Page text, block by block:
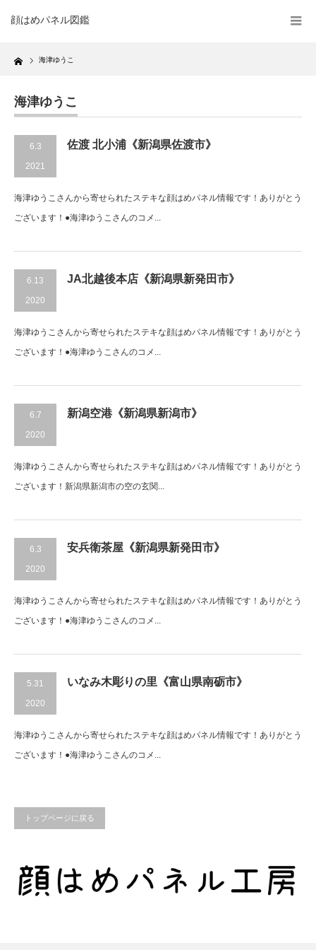
顔はめパネル図鑑
Home 海津ゆうこ
海津ゆうこ
6.3
2021
佐渡 北小浦《新潟県佐渡市》
海津ゆうこさんから寄せられたステキな顔はめパネル情報です！ありがとう
ございます！●海津ゆうこさんのコメ...
6.13
2020
JA北越後本店《新潟県新発田市》
海津ゆうこさんから寄せられたステキな顔はめパネル情報です！ありがとう
ございます！●海津ゆうこさんのコメ...
6.7
2020
新潟空港《新潟県新潟市》
海津ゆうこさんから寄せられたステキな顔はめパネル情報です！ありがとう
ございます！新潟県新潟市の空の玄関...
6.3
2020
安兵衛茶屋《新潟県新発田市》
海津ゆうこさんから寄せられたステキな顔はめパネル情報です！ありがとう
ございます！●海津ゆうこさんのコメ...
5.31
2020
いなみ木彫りの里《富山県南砺市》
海津ゆうこさんから寄せられたステキな顔はめパネル情報です！ありがとう
ございます！●海津ゆうこさんのコメ...
トップページに戻る